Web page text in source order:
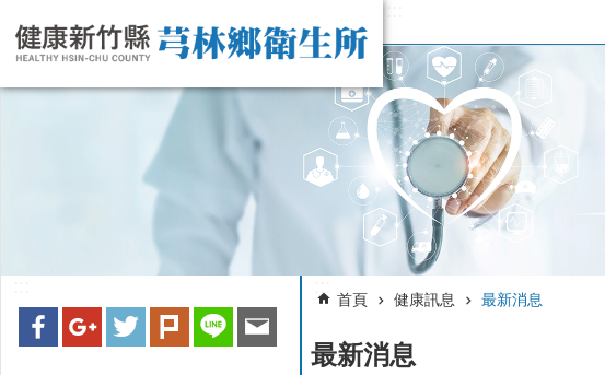
跳到主要內容區塊
首頁 健康訊息 最新消息
最新消息